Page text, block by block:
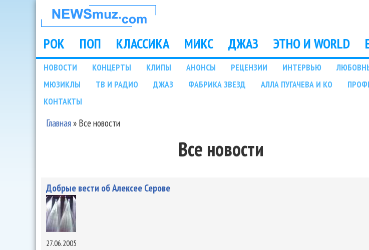
НОВОСТИ
МУЗЫКИ И
ШОУ БИЗНЕСА
NEWSMUZ.COM
Main menu
РОК ПОП КЛАССИКА МИКС ДЖАЗ ЭТНО И WORLD
Подразделы
НОВОСТИ КОНЦЕРТЫ КЛИПЫ АНОНСЫ РЕЦЕНЗИИ ИНТЕРВЬЮ
МЮЗИКЛЫ
ТВ И РАДИО ДЖАЗ ФАБРИКА ЗВЕЗД АЛЛА ПУГАЧЕВА И КО
КОНТАКТЫ
Главная» Все новости
Все новости
Добрые вести об Алексее Серове
27.06.2005